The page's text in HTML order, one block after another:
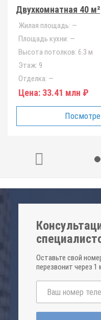
Двухкомнатная 40 м²
Жилая площадь: —
Площадь кухни: —
Высота потолков: 6.3 м
Этаж: 9
Отделка: —
Цена: 33.41 млн ₽
Оставьте свой
перезвонит через 1